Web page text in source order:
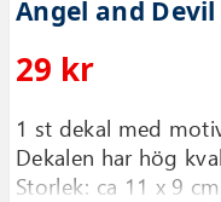
Angel and
29 kr
1 st dekal med
Dekalen har hög
Storlek: ca 11 x 9